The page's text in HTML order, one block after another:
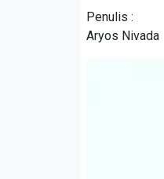
Penulis :
Aryos Nivada